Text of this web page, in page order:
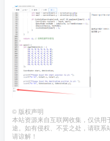
© 版权声明
本站资源来自互联网收集，仅供用
途。如有侵权、不妥之处，请联
请谅解！